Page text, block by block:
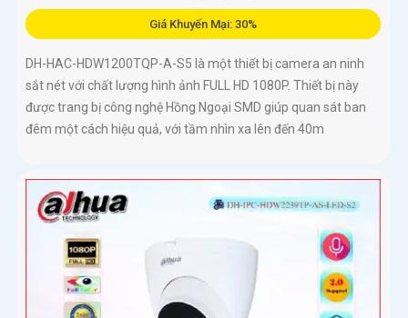
Giá Khuyến Mại: 30%
DH-HAC-HDW1200TQP-A-S5 là một thiết bị camera an ninh
sắt nét với chất lượng hình ảnh FULL HD 1080P. Thiết bị này
được trang bị công nghệ Hồng Ngoại SMD giúp quan sát ban
đêm một cách hiệu quả, với tầm nhìn xa lên đến 40m